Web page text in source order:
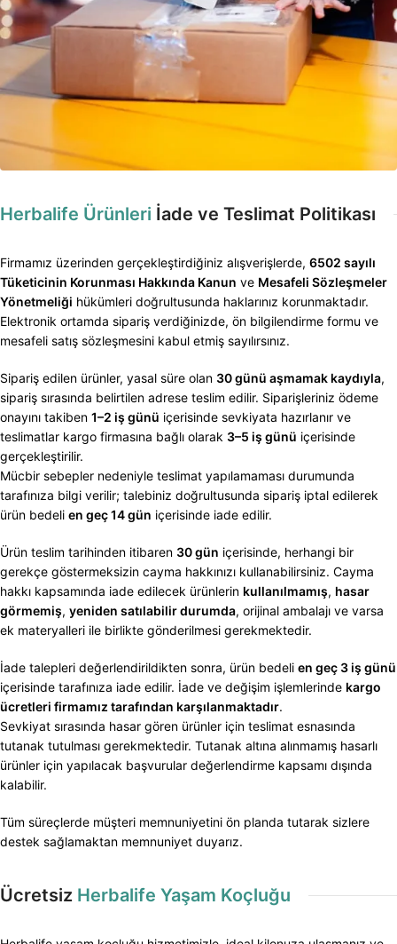
Herbalife Ürünleri İade ve Teslimat Politikası
Firmamız üzerinden gerçekleştirdiğiniz alışverişlerde, 6502 sayılı
Tüketicinin Korunması Hakkında Kanun ve Mesafeli Sözleşmeler
Yönetmeliği hükümleri doğrultusunda haklarınız korunmaktadır.
Elektronik ortamda sipariş verdiğinizde, ön bilgilendirme formu ve
mesafeli satış sözleşmesini kabul etmiş sayılırsınız.
Sipariş edilen ürünler, yasal süre olan 30 günü aşmamak kaydıyla,
sipariş sırasında belirtilen adrese teslim edilir. Siparişleriniz ödeme
onayını takiben 1–2 iş günü içerisinde sevkiyata hazırlanır ve
teslimatlar kargo firmasına bağlı olarak 3–5 iş günü içerisinde
gerçekleştirilir.
Mücbir sebepler nedeniyle teslimat yapılamaması durumunda
tarafınıza bilgi verilir; talebiniz doğrultusunda sipariş iptal edilerek
ürün bedeli en geç 14 gün içerisinde iade edilir.
Ürün teslim tarihinden itibaren 30 gün içerisinde, herhangi bir
gerekçe göstermeksizin cayma hakkınızı kullanabilirsiniz. Cayma
hakkı kapsamında iade edilecek ürünlerin kullanılmamış, hasar
görmemiş, yeniden satılabilir durumda, orijinal ambalajı ve varsa
ek materyalleri ile birlikte gönderilmesi gerekmektedir.
İade talepleri değerlendirildikten sonra, ürün bedeli en geç 3 iş günü
içerisinde tarafınıza iade edilir. İade ve değişim işlemlerinde kargo
ücretleri firmamız tarafından karşılanmaktadır.
Sevkiyat sırasında hasar gören ürünler için teslimat esnasında
tutanak tutulması gerekmektedir. Tutanak altına alınmamış hasarlı
ürünler için yapılacak başvurular değerlendirme kapsamı dışında
kalabilir.
Tüm süreçlerde müşteri memnuniyetini ön planda tutarak sizlere
destek sağlamaktan memnuniyet duyarız.
Ücretsiz Herbalife Yaşam Koçluğu